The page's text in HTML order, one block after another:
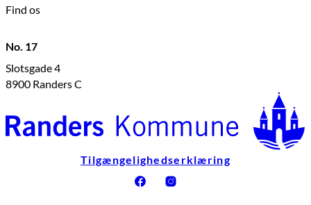
Find os
No. 17
Slotsgade 4
8900 Randers C
Tilgængelighedserklæring